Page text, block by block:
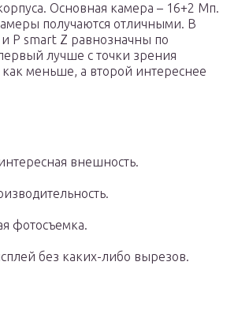
Основная камера – 16+2 Мп.
получаются отличными. В
P smart Z равнозначны по
лучше с точки зрения
меньше, а второй интереснее
внешность.
фотосъемка.
без каких-либо вырезов.